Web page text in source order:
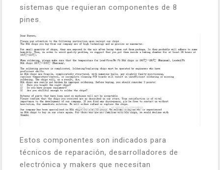
sistemas que requieran componentes de 8
pines.
Estos componentes son indicados para
técnicos de reparación, desarrolladores de
electrónica y makers que necesitan